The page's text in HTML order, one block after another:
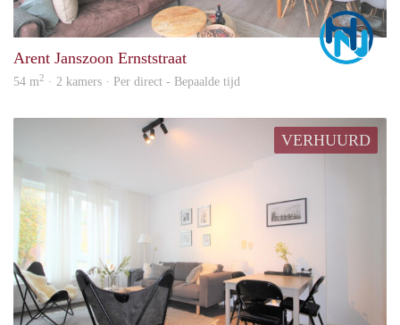
Arent Janszoon Ernststraat
54 m2 · 2 kamers · Per direct - Bepaalde tijd
VERHUURD